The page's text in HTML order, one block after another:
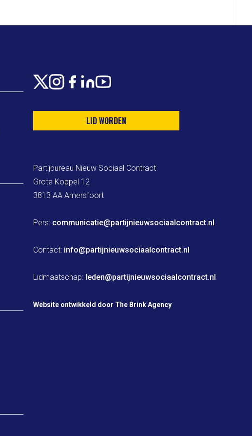
X Instagram
Facebook
LinkedIn
Youtube
LID WORDEN
Partijbureau Nieuw Sociaal Contract
Grote Koppel 12
3813 AA Amersfoort
Pers: communicatie@partijnieuwsociaalcontract.nl.
Contact: info@partijnieuwsociaalcontract.nl
Lidmaatschap: leden@partijnieuwsociaalcontract.nl
Website ontwikkeld door The Brink Agency